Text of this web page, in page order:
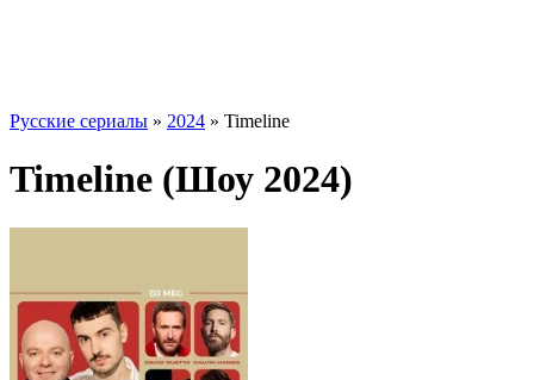
Русские сериалы » 2024 » Timeline
Timeline (Шоу 2024)